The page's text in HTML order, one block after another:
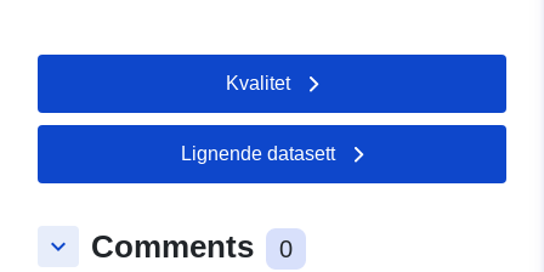
Kvalitet
Lignende datasett
keyboard_arrow_down Comments 0